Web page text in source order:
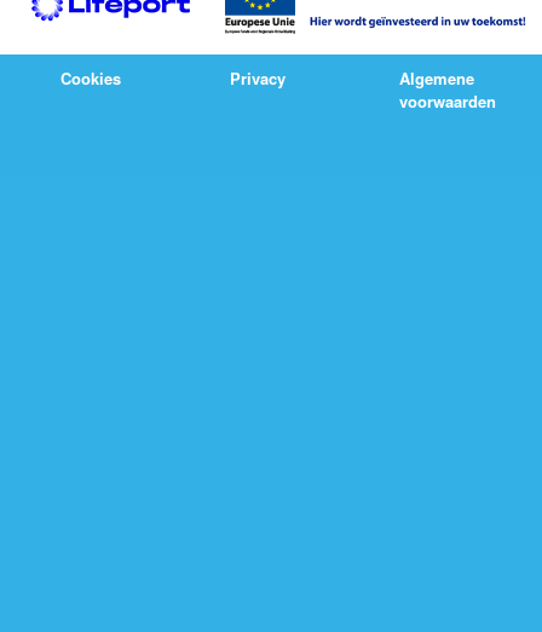
Cookies Privacy
Algemene
voorwaarden